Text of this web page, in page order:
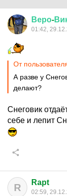
Веро-
01:42,
От
А разве у
делают?
Снеговик
себе и лепит
R Rapt
02:59,